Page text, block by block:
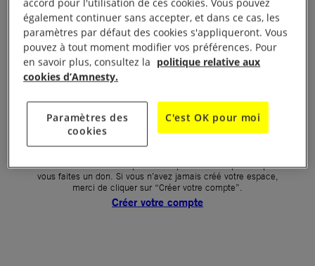
Mot de passe oublié ?
Un problème de connexion ?
Première connexion ?
La création de votre espace n’est pas automatique lorsque
vous faites un don. Si vous n’avez jamais créé votre espace,
merci de cliquer sur “Créer votre compte”.
Créer votre compte
accord pour l'utilisation de ces cookies. Vous pouvez
également continuer sans accepter, et dans ce cas, les
paramètres par défaut des cookies s'appliqueront. Vous
pouvez à tout moment modifier vos préférences. Pour
en savoir plus, consultez la politique relative aux
cookies d’Amnesty.
Paramètres des
cookies
C'est OK pour moi